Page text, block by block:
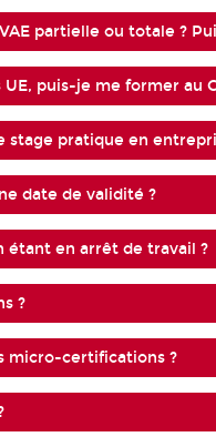
partielle ou totale ?
puis-je me former au
stage pratique en
date de validité ?
étant en arrêt de travail ?
?
micro-certifications ?